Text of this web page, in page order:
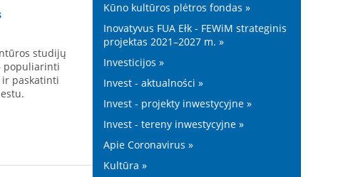
studijų
populiarinti
paskatinti
Kūno kultūros plėtros fondas »
Inovatyvus FUA Ełk - FEWiM strateginis
projektas 2021–2027 m. »
Investicijos »
Invest - aktualności »
Invest - projekty inwestycyjne »
Invest - tereny inwestycyjne »
Apie Coronavirus »
Kultūra »